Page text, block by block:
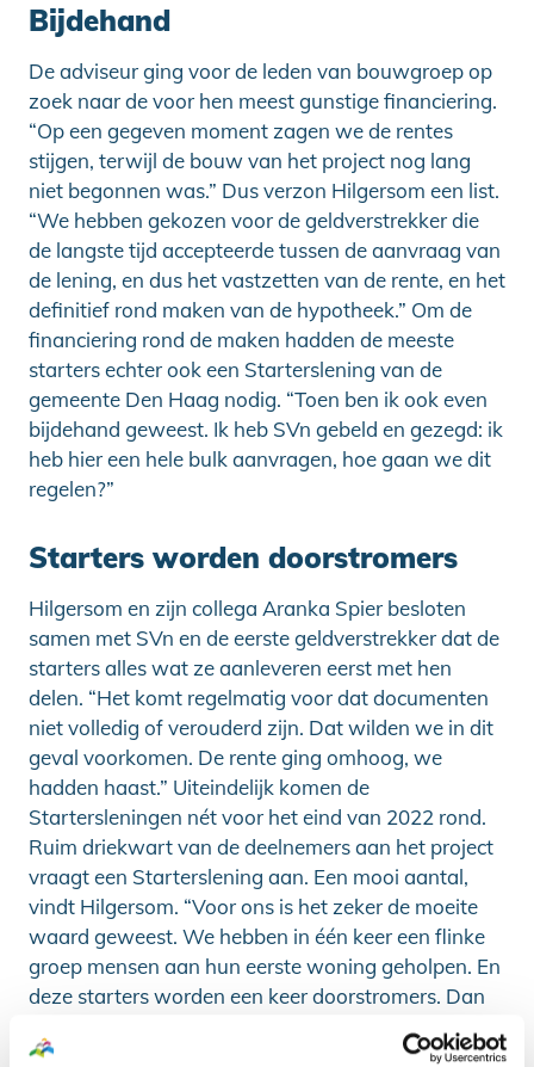
Bijdehand
De adviseur ging voor de leden van bouwgroep op
zoek naar de voor hen meest gunstige financiering.
“Op een gegeven moment zagen we de rentes
stijgen, terwijl de bouw van het project nog lang
niet begonnen was.” Dus verzon Hilgersom een list.
“We hebben gekozen voor de geldverstrekker die
de langste tijd accepteerde tussen de aanvraag van
de lening, en dus het vastzetten van de rente, en het
definitief rond maken van de hypotheek.” Om de
financiering rond de maken hadden de meeste
starters echter ook een Starterslening van de
gemeente Den Haag nodig. “Toen ben ik ook even
bijdehand geweest. Ik heb SVn gebeld en gezegd: ik
heb hier een hele bulk aanvragen, hoe gaan we dit
regelen?”
Starters worden doorstromers
Hilgersom en zijn collega Aranka Spier besloten
samen met SVn en de eerste geldverstrekker dat de
starters alles wat ze aanleveren eerst met hen
delen. “Het komt regelmatig voor dat documenten
niet volledig of verouderd zijn. Dat wilden we in dit
geval voorkomen. De rente ging omhoog, we
hadden haast.” Uiteindelijk komen de
Startersleningen nét voor het eind van 2022 rond.
Ruim driekwart van de deelnemers aan het project
vraagt een Starterslening aan. Een mooi aantal,
vindt Hilgersom. “Voor ons is het zeker de moeite
waard geweest. We hebben in één keer een flinke
groep mensen aan hun eerste woning geholpen. En
deze starters worden een keer doorstromers. Dan